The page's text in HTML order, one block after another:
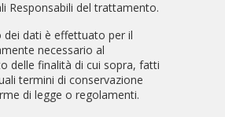
Responsabili del trattamento.
dati è effettuato per il
necessario al
delle finalità di cui sopra, fatti
termini di conservazione
di legge o regolamenti.